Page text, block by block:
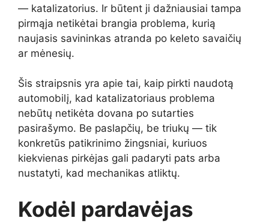
— katalizatorius. Ir būtent ji dažniausiai tampa
pirmąja netikėtai brangia problema, kurią
naujasis savininkas atranda po keleto savaičių
ar mėnesių.
Šis straipsnis yra apie tai, kaip pirkti naudotą
automobilį, kad katalizatoriaus problema
nebūtų netikėta dovana po sutarties
pasirašymo. Be paslapčių, be triukų — tik
konkretūs patikrinimo žingsniai, kuriuos
kiekvienas pirkėjas gali padaryti pats arba
nustatyti, kad mechanikas atliktų.
Kodėl pardavėjas